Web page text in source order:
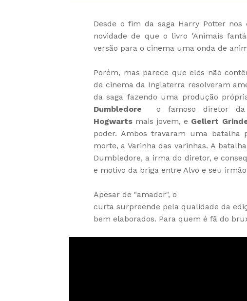
Desde o fim da saga Harry Potter
novidade de que o livro 'Animais
versão para o cinema uma onda de
Porém, mas parece que eles não
de cinema da Inglaterra resolveram
da saga fazendo uma produção
Dumbledore o famoso diretor
Hogwarts mais jovem, e Gellert
poder. Ambos travaram uma
morte, a Varinha das varinhas. A
Dumbledore, a irma do diretor, e
e motivo da briga entre Alvo e seu
Apesar de "amador", o
curta surpreende pela qualidade da
bem elaborados. Para quem é fã do